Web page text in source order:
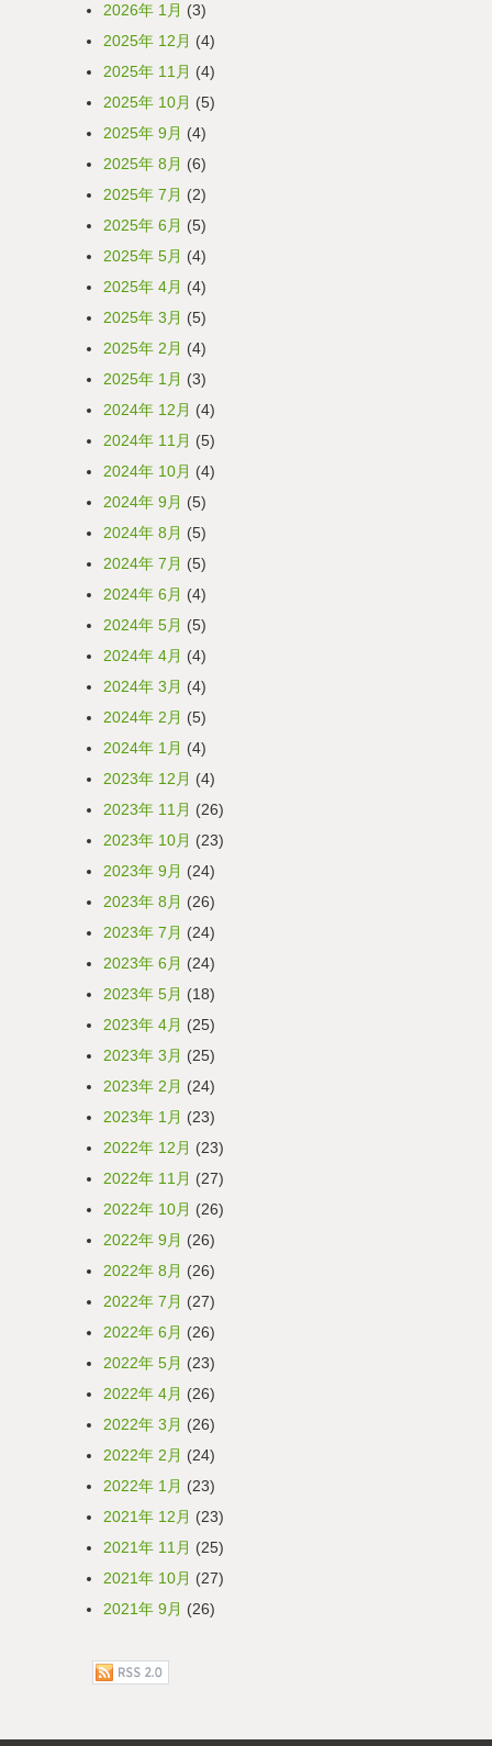
2026年 1月 (3)
2025年 12月 (4)
2025年 11月 (4)
2025年 10月 (5)
2025年 9月 (4)
2025年 8月 (6)
2025年 7月 (2)
2025年 6月 (5)
2025年 5月 (4)
2025年 4月 (4)
2025年 3月 (5)
2025年 2月 (4)
2025年 1月 (3)
2024年 12月 (4)
2024年 11月 (5)
2024年 10月 (4)
2024年 9月 (5)
2024年 8月 (5)
2024年 7月 (5)
2024年 6月 (4)
2024年 5月 (5)
2024年 4月 (4)
2024年 3月 (4)
2024年 2月 (5)
2024年 1月 (4)
2023年 12月 (4)
2023年 11月 (26)
2023年 10月 (23)
2023年 9月 (24)
2023年 8月 (26)
2023年 7月 (24)
2023年 6月 (24)
2023年 5月 (18)
2023年 4月 (25)
2023年 3月 (25)
2023年 2月 (24)
2023年 1月 (23)
2022年 12月 (23)
2022年 11月 (27)
2022年 10月 (26)
2022年 9月 (26)
2022年 8月 (26)
2022年 7月 (27)
2022年 6月 (26)
2022年 5月 (23)
2022年 4月 (26)
2022年 3月 (26)
2022年 2月 (24)
2022年 1月 (23)
2021年 12月 (23)
2021年 11月 (25)
2021年 10月 (27)
2021年 9月 (26)